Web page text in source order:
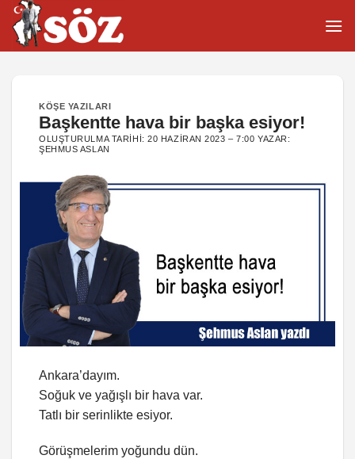
İçeriğe
atla
KÖŞE YAZILARI
Başkentte hava bir başka esiyor!
OLUŞTURULMA TARIHI:20 HAZIRAN 2023 – 7:00 YAZAR:
ŞEHMUS ASLAN
Ankara’dayım.
Soğuk ve yağışlı bir hava var.
Tatlı bir serinlikte esiyor.
Görüşmelerim yoğundu dün.